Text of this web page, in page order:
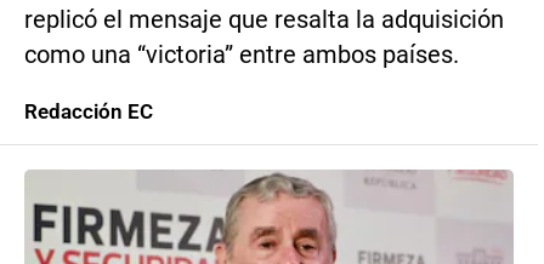
replicó el mensaje que resalta la adquisición
como una “victoria” entre ambos países.
Redacción EC